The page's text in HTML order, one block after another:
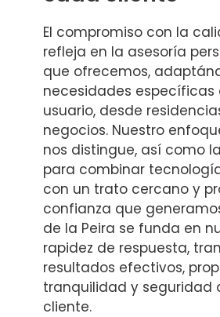
El compromiso con la
refleja en la asesoría
que ofrecemos,
necesidades
usuario, desde
negocios. Nuestro
nos distingue, así como
para combinar
con un trato cercano y
confianza que
de la Peira se funda en
rapidez de respuesta,
resultados efectivos,
tranquilidad y seguridad
cliente.